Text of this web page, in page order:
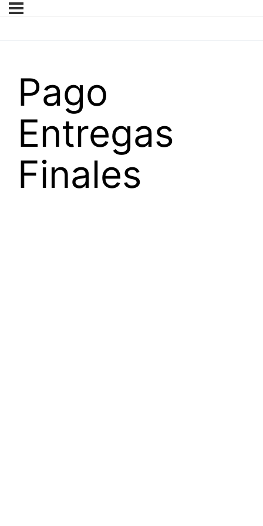
Pago
Entregas
Finales